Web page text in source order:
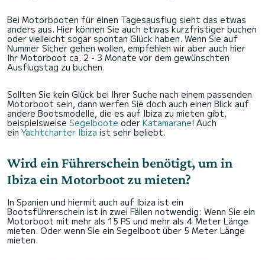
Bei Motorbooten für einen Tagesausflug sieht das etwas
anders aus. Hier können Sie auch etwas kurzfristiger buchen
oder vielleicht sogar spontan Glück haben. Wenn Sie auf
Nummer Sicher gehen wollen, empfehlen wir aber auch hier
Ihr Motorboot ca. 2 - 3 Monate vor dem gewünschten
Ausflugstag zu buchen.
Sollten Sie kein Glück bei Ihrer Suche nach einem passenden
Motorboot sein, dann werfen Sie doch auch einen Blick auf
andere Bootsmodelle, die es auf Ibiza zu mieten gibt,
beispielsweise Segelboote oder Katamarane! Auch
ein Yachtcharter Ibiza ist sehr beliebt.
Wird ein Führerschein benötigt, um in
Ibiza ein Motorboot zu mieten?
In Spanien und hiermit auch auf Ibiza ist ein
Bootsführerschein ist in zwei Fällen notwendig: Wenn Sie ein
Motorboot mit mehr als 15 PS und mehr als 4 Meter Länge
mieten. Oder wenn Sie ein Segelboot über 5 Meter Länge
mieten.